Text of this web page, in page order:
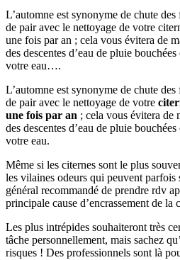
L’automne est synonyme de chute
de pair avec le nettoyage de votre
une fois par an ; cela vous évitera de
des descentes d’eau de pluie
votre eau….
L’automne est synonyme de chute
de pair avec le nettoyage de votre
une fois par an ; cela vous évitera de
des descentes d’eau de pluie
votre eau.
Même si les citernes sont le plus
les vilaines odeurs qui peuvent parfois
général recommandé de prendre rdv
principale cause d’encrassement de la
Les plus intrépides souhaiteront très
tâche personnellement, mais sachez
risques ! Des professionnels sont là